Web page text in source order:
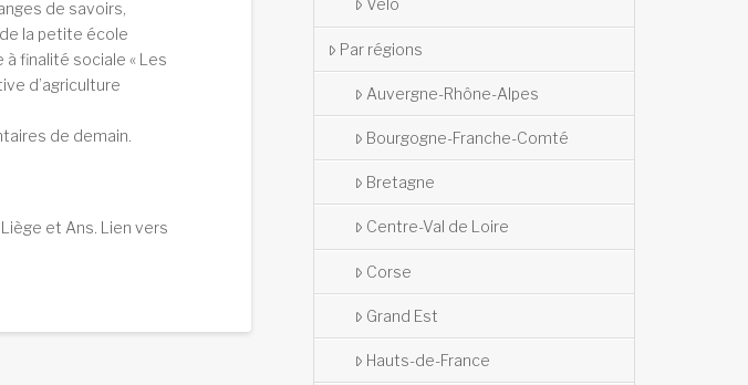
de savoirs,
la petite école
finalité sociale « Les
d’agriculture
de demain.
et Ans. Lien vers
Vélo
Par régions
Auvergne-Rhône-Alpes
Bourgogne-Franche-Comté
Bretagne
Centre-Val de Loire
Corse
Grand Est
Hauts-de-France